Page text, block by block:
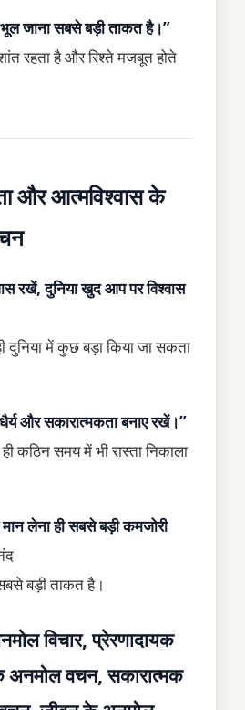
जाना सबसे बड़ी ताकत है।”
रहता है और रिश्ते मजबूत होते
और आत्मविश्वास के
रखें, दुनिया खुद आप पर विश्वास
दुनिया में कुछ बड़ा किया जा सकता
धैर्य और सकारात्मकता बनाए रखें।”
कठिन समय में भी रास्ता निकाला
लेना ही सबसे बड़ी कमजोरी
बड़ी ताकत है।
विचार, प्रेरणादायक
वचन, सकारात्मक